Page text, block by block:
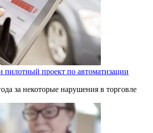
пилотный проект по автоматизации
за некоторые нарушения в торговле